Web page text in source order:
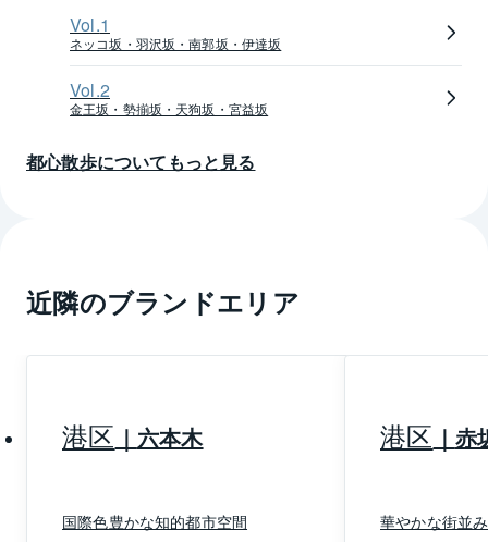
東京都内で5番目の広さを誇る代々木公園は、自然公園
とスポーツ競技施設を併せ持つ公園で、豊富な樹木や
広大な芝地のほかに噴水や池などもあり、緑と水に触
れられる憩いのエリアとなっています。都会の喧騒か
ら離れ、自然を感じながらゆったりとした時間を過ご
せる場所が身近にある点も、渋谷の魅力のひとつで
す。
渋谷駅からは、山手線・埼京線・湘南新宿ラインの
JR3路線、東急東横線・東急田園都市線・京王井の頭
京王、小田急各社の路線が走り、各所への移動がス
ムーズにできます。
あって、渋谷はいつの時代も「住みたい場所」として
Vol.1
ネッコ坂・羽沢坂・南郭坂・伊達坂
Vol.2
金王坂・勢揃坂・天狗坂・宮益坂
都心散歩についてもっと見る
近隣のブランドエリア
港区 六本木
国際色豊かな知的都市空間
港区 赤
華やかな街並